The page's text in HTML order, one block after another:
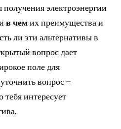
получения электроэнергии
в чемих преимущества и
ли эти альтернативы в
вопрос дает
поле для
вопрос –
интересует